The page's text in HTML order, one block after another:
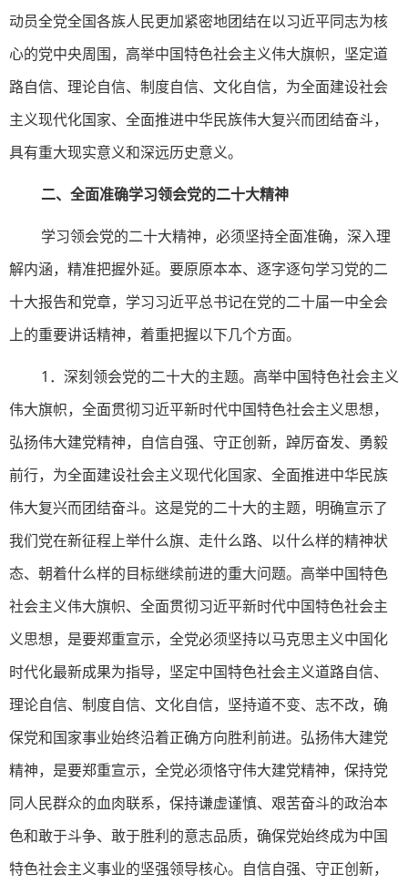
动员全党全国各族人民更加紧密地团结在以习近平同志为核
心的党中央周围，高举中国特色社会主义伟大旗帜，坚定道
路自信、理论自信、制度自信、文化自信，为全面建设社会
主义现代化国家、全面推进中华民族伟大复兴而团结奋斗，
具有重大现实意义和深远历史意义。
二、全面准确学习领会党的二十大精神
学习领会党的二十大精神，必须坚持全面准确，深入理
解内涵，精准把握外延。要原原本本、逐字逐句学习党的二
十大报告和党章，学习习近平总书记在党的二十届一中全会
上的重要讲话精神，着重把握以下几个方面。
1．深刻领会党的二十大的主题。高举中国特色社会主义
伟大旗帜，全面贯彻习近平新时代中国特色社会主义思想，
弘扬伟大建党精神，自信自强、守正创新，踔厉奋发、勇毅
前行，为全面建设社会主义现代化国家、全面推进中华民族
伟大复兴而团结奋斗。这是党的二十大的主题，明确宣示了
我们党在新征程上举什么旗、走什么路、以什么样的精神状
态、朝着什么样的目标继续前进的重大问题。高举中国特色
社会主义伟大旗帜、全面贯彻习近平新时代中国特色社会主
义思想，是要郑重宣示，全党必须坚持以马克思主义中国化
时代化最新成果为指导，坚定中国特色社会主义道路自信、
理论自信、制度自信、文化自信，坚持道不变、志不改，确
保党和国家事业始终沿着正确方向胜利前进。弘扬伟大建党
精神，是要郑重宣示，全党必须恪守伟大建党精神，保持党
同人民群众的血肉联系，保持谦虚谨慎、艰苦奋斗的政治本
色和敢于斗争、敢于胜利的意志品质，确保党始终成为中国
特色社会主义事业的坚强领导核心。自信自强、守正创新，